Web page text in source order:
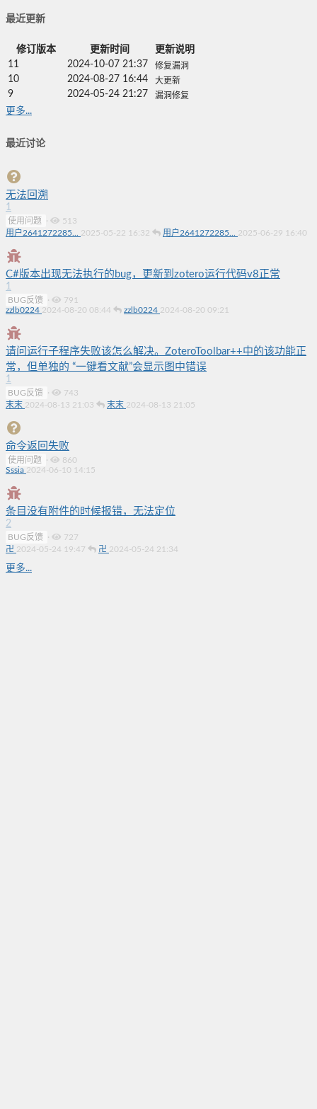
最近更新
修订版本 更新时间
更新说明
11
2024-10-07 21:37 修复漏洞
10 2024-08-27 16:44 大更新
9 2024-05-24 21:27 漏洞修复
更多...
最近讨论
无法回溯
1
使用问题 ·
513
用户2641272285... 2025-05-22 16:32 用户2641272285... 2025-06-29 16:40
C#版本出现无法执行的bug，更新到zotero运行代码v8正常
1
BUG反馈 ·
791
zzlb0224 2024-08-20 08:44 zzlb0224 2024-08-20 09:21
请问运行子程序失败该怎么解决。ZoteroToolbar++中的该功能正
常，但单独的 “一键看文献”会显示图中错误
1
BUG反馈 ·
743
末末 2024-08-13 21:03 末末 2024-08-13 21:05
命令返回失败
使用问题 ·
860
Sssia 2024-06-10 14:15
条目没有附件的时候报错，无法定位
2
BUG反馈 ·
727
卍 2024-05-24 19:47 卍 2024-05-24 21:34
更多...